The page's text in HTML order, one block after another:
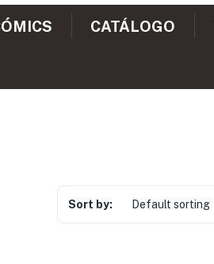
CATÁLOGO
Sort by: Default sorting